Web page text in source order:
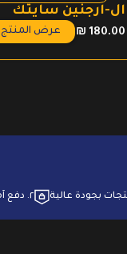
ال-ارجنين سايتك
₪ 180.00 عرض المنتج
٢. ⁠دفع آمن ومضمون